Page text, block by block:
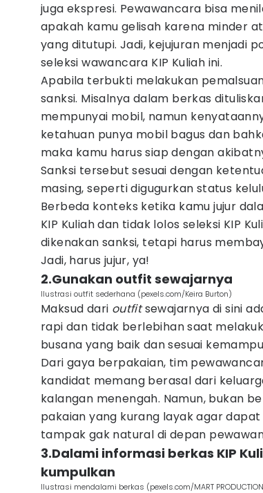
juga ekspresi. Pewawancara bisa
apakah kamu gelisah karena minder
yang ditutupi. Jadi, kejujuran menjadi
seleksi wawancara KIP Kuliah ini.
Apabila terbukti melakukan
sanksi. Misalnya dalam berkas
mempunyai mobil, namun
ketahuan punya mobil bagus dan
maka kamu harus siap dengan
Sanksi tersebut sesuai dengan
masing, seperti digugurkan status
Berbeda konteks ketika kamu jujur
KIP Kuliah dan tidak lolos seleksi KIP
dikenakan sanksi, tetapi harus
Jadi, harus jujur, ya!
2.Gunakan outfit sewajarnya
Ilustrasi outfit sederhana (pexels.com/Keira Burton)
Maksud dari outfitsewajarnya di sini
rapi dan tidak berlebihan saat
busana yang baik dan sesuai
Dari gaya berpakaian, tim
kandidat memang berasal dari
kalangan menengah. Namun, bukan
pakaian yang kurang layak agar dapat
tampak gak natural di depan
3.Dalami informasi berkas KIP
kumpulkan
Ilustrasi mendalami berkas (pexels.com/MART